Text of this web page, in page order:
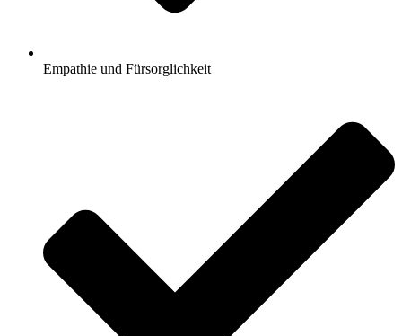
Empathie und Fürsorglichkeit